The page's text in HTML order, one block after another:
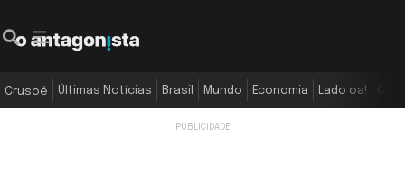
Crusoé Últimas Notícias Brasil Mundo Economia Lado oa!